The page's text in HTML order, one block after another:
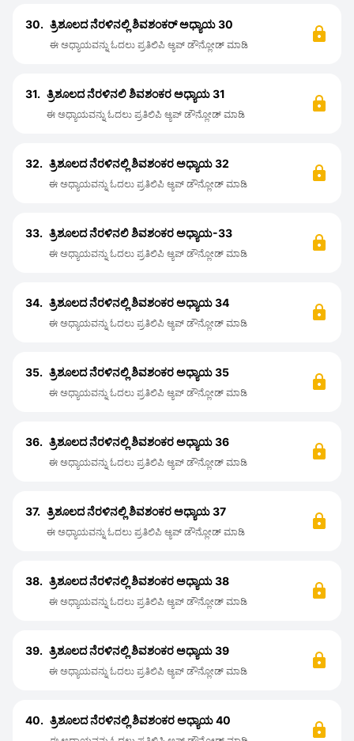
30. ತ್ರಿಶೂಲದ ನೆರಳಿನಲ್ಲಿ ಶಿವಶಂಕರ್ ಅಧ್ಯಾಯ 30
ಈ ಅಧ್ಯಾಯವನ್ನು ಓದಲು ಪ್ರತಿಲಿಪಿ ಆ್ಯಪ್ ಡೌನ್ಲೋಡ್ ಮಾಡಿ
31. ತ್ರಿಶೂಲದ ನೆರಳಿನಲಿ ಶಿವಶಂಕರ ಅಧ್ಯಾಯ 31
ಈ ಅಧ್ಯಾಯವನ್ನು ಓದಲು ಪ್ರತಿಲಿಪಿ ಆ್ಯಪ್ ಡೌನ್ಲೋಡ್ ಮಾಡಿ
32. ತ್ರಿಶೂಲದ ನೆರಳಿನಲ್ಲಿ ಶಿವಶಂಕರ ಅಧ್ಯಾಯ 32
ಈ ಅಧ್ಯಾಯವನ್ನು ಓದಲು ಪ್ರತಿಲಿಪಿ ಆ್ಯಪ್ ಡೌನ್ಲೋಡ್ ಮಾಡಿ
33. ತ್ರಿಶೂಲದ ನೆರಳಿನಲಿ ಶಿವಶಂಕರ ಅಧ್ಯಾಯ-33
ಈ ಅಧ್ಯಾಯವನ್ನು ಓದಲು ಪ್ರತಿಲಿಪಿ ಆ್ಯಪ್ ಡೌನ್ಲೋಡ್ ಮಾಡಿ
34. ತ್ರಿಶೂಲದ ನೆರಳಿನಲ್ಲಿ ಶಿವಶಂಕರ ಅಧ್ಯಾಯ 34
ಈ ಅಧ್ಯಾಯವನ್ನು ಓದಲು ಪ್ರತಿಲಿಪಿ ಆ್ಯಪ್ ಡೌನ್ಲೋಡ್ ಮಾಡಿ
35. ತ್ರಿಶೂಲದ ನೆರಳಿನಲ್ಲಿ ಶಿವಶಂಕರ ಅಧ್ಯಾಯ 35
ಈ ಅಧ್ಯಾಯವನ್ನು ಓದಲು ಪ್ರತಿಲಿಪಿ ಆ್ಯಪ್ ಡೌನ್ಲೋಡ್ ಮಾಡಿ
36. ತ್ರಿಶೂಲದ ನೆರಳಿನಲ್ಲಿ ಶಿವಶಂಕರ ಅಧ್ಯಾಯ 36
ಈ ಅಧ್ಯಾಯವನ್ನು ಓದಲು ಪ್ರತಿಲಿಪಿ ಆ್ಯಪ್ ಡೌನ್ಲೋಡ್ ಮಾಡಿ
37. ತ್ರಿಶೂಲದ ನೆರಳಿನಲ್ಲಿ ಶಿವಶಂಕರ ಅಧ್ಯಾಯ 37
ಈ ಅಧ್ಯಾಯವನ್ನು ಓದಲು ಪ್ರತಿಲಿಪಿ ಆ್ಯಪ್ ಡೌನ್ಲೋಡ್ ಮಾಡಿ
38. ತ್ರಿಶೂಲದ ನೆರಳಿನಲ್ಲಿ ಶಿವಶಂಕರ ಅಧ್ಯಾಯ 38
ಈ ಅಧ್ಯಾಯವನ್ನು ಓದಲು ಪ್ರತಿಲಿಪಿ ಆ್ಯಪ್ ಡೌನ್ಲೋಡ್ ಮಾಡಿ
39. ತ್ರಿಶೂಲದ ನೆರಳಿನಲ್ಲಿ ಶಿವಶಂಕರ ಅಧ್ಯಾಯ 39
ಈ ಅಧ್ಯಾಯವನ್ನು ಓದಲು ಪ್ರತಿಲಿಪಿ ಆ್ಯಪ್ ಡೌನ್ಲೋಡ್ ಮಾಡಿ
40. ತ್ರಿಶೂಲದ ನೆರಳಿನಲ್ಲಿ ಶಿವಶಂಕರ ಅಧ್ಯಾಯ 40